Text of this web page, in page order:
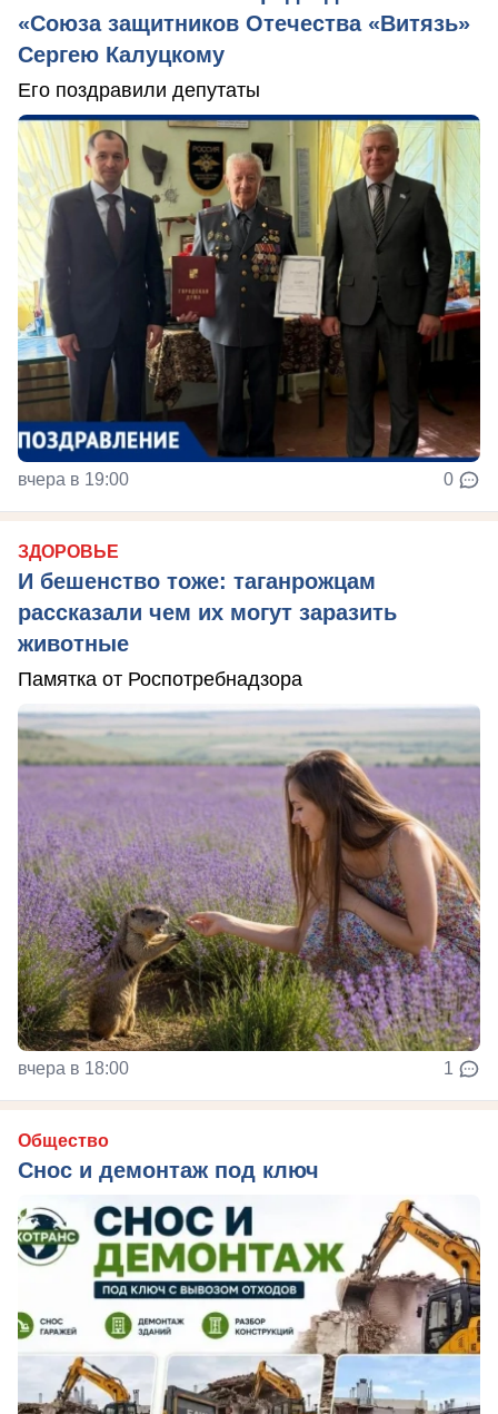
«Союза защитников Отечества «Витязь»
Сергею Калуцкому
Его поздравили депутаты
вчера в 19:00 0
ЗДОРОВЬЕ
И бешенство тоже: таганрожцам
рассказали чем их могут заразить
животные
Памятка от Роспотребнадзора
вчера в 18:00 1
Общество
Снос и демонтаж под ключ